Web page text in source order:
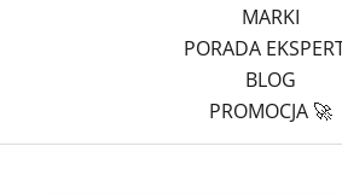
MARKI
PORADA
BLOG
PROMOCJA 🚀